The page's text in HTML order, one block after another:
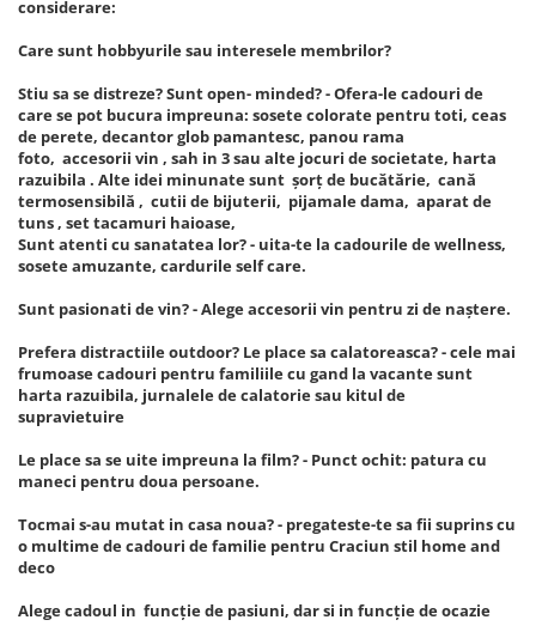
considerare:
Care sunt hobbyurile sau interesele membrilor?
Stiu sa se distreze? Sunt open- minded? - Ofera-le cadouri de
care se pot bucura impreuna: sosete colorate pentru toti, ceas
de perete, decantor glob pamantesc, panou rama
foto, accesorii vin , sah in 3 sau alte jocuri de societate, harta
razuibila . Alte idei minunate sunt șorț de bucătărie, cană
termosensibilă , cutii de bijuterii, pijamale dama, aparat de
tuns , set tacamuri haioase,
Sunt atenti cu sanatatea lor? - uita-te la cadourile de wellness,
sosete amuzante, cardurile self care.
Sunt pasionati de vin? - Alege accesorii vin pentru zi de naștere.
Prefera distractiile outdoor? Le place sa calatoreasca? - cele mai
frumoase cadouri pentru familiile cu gand la vacante sunt
harta razuibila, jurnalele de calatorie sau kitul de
supravietuire
Le place sa se uite impreuna la film? - Punct ochit: patura cu
maneci pentru doua persoane.
Tocmai s-au mutat in casa noua? - pregateste-te sa fii suprins cu
o multime de cadouri de familie pentru Craciun stil home and
deco
Alege cadoul in funcție de pasiuni, dar si in funcție de ocazie